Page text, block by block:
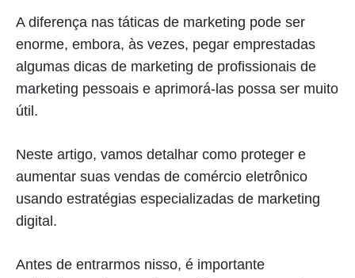
A diferença nas táticas de marketing pode ser
enorme, embora, às vezes, pegar emprestadas
algumas dicas de marketing de profissionais de
marketing pessoais e aprimorá-las possa ser muito
útil.
Neste artigo, vamos detalhar como proteger e
aumentar suas vendas de comércio eletrônico
usando estratégias especializadas de marketing
digital.
Antes de entrarmos nisso, é importante